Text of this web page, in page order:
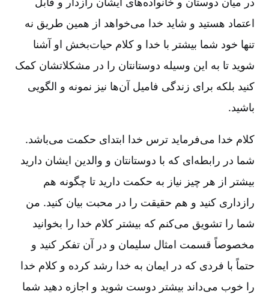
اعتماد هستید و شاید خدا می‌خواهد از همین طریق نه
تنها خود شما بیشتر با خدا و کلام حیات‌بخش او آشنا
شوید تا به این وسیله دوستانتان را در مشکلاتشان کمک
کنید بلکه برای زندگی فامیل آن‌ها نیز نمونه و الگویی
باشید.
کلام خدا می‏‌فرماید ترس خدا ابتدای حکمت می‌باشد.
شما در رابطه‌ای که با دوستانتان و والدین ایشان دارید
بیشتر از هر چیز نیاز به حکمت دارید تا چگونه هم
رازداری کنید و هم حقیقت را در محبت بیان کنید. من
شما را تشویق می‌کنم که بیشتر کلام خدا را بخوانید
مخصوصاً قسمت امثال سلیمان و در آن تفکر کنید و
حتماً با فردی‌ که در ایمان به خدا رشد کرده و کلام خدا
را خوب می‌داند بیشتر دوست شوید و اجازه دهید شما